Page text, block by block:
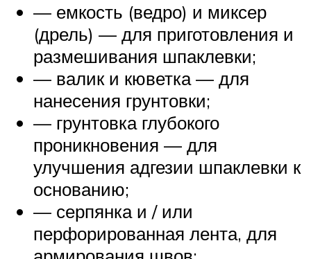
— емкость (ведро) и миксер
(дрель) — для приготовления и
размешивания шпаклевки;
— валик и кюветка — для
нанесения грунтовки;
— грунтовка глубокого
проникновения — для
улучшения адгезии шпаклевки к
основанию;
— серпянка и / или
перфорированная лента, для